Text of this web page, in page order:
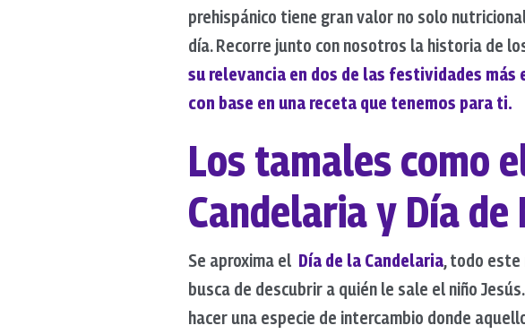
prehispánico tiene gran valor no solo
día. Recorre junto con nosotros la historia de
su relevancia en dos de las festividades
con base en una receta que tenemos para ti.
Los tamales como
Candelaria y Día de
Se aproxima el Día de la Candelaria, todo este
busca de descubrir a quién le sale el niño
hacer una especie de intercambio donde